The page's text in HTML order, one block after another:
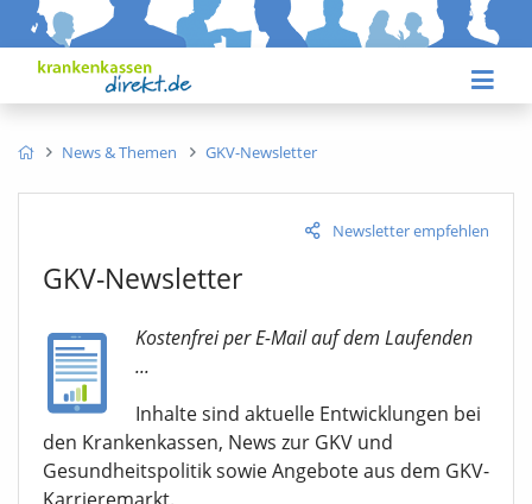
News & Themen GKV-Newsletter
Newsletter empfehlen
GKV-Newsletter
Kostenfrei per E-Mail auf dem Laufenden
...
Inhalte sind aktuelle Entwicklungen bei
den Krankenkassen, News zur GKV und
Gesundheitspolitik sowie Angebote aus dem GKV-